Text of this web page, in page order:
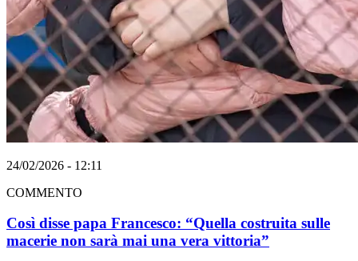
24/02/2026 - 12:11
COMMENTO
Così disse papa Francesco: “Quella costruita sulle
macerie non sarà mai una vera vittoria”